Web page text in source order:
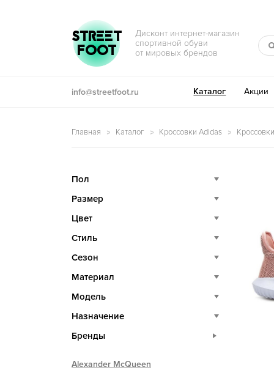
Перейти к навигации
Перейти к содержимому
STREET
FOOT
Дисконт интернет-магазин
спортивной обуви
от мировых брендов
info@streetfoot.ru Каталог Акции
Главная Каталог Кроссовки Adidas
Пол
Размер
Цвет
Стиль
Сезон
Материал
Модель
Назначение
Бренды
Alexander McQueen